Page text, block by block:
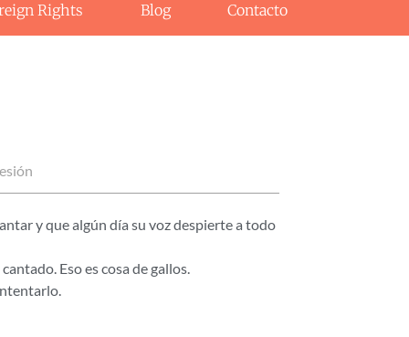
Rights Blog Contacto
y que algún día su voz despierte a todo
Eso es cosa de gallos.